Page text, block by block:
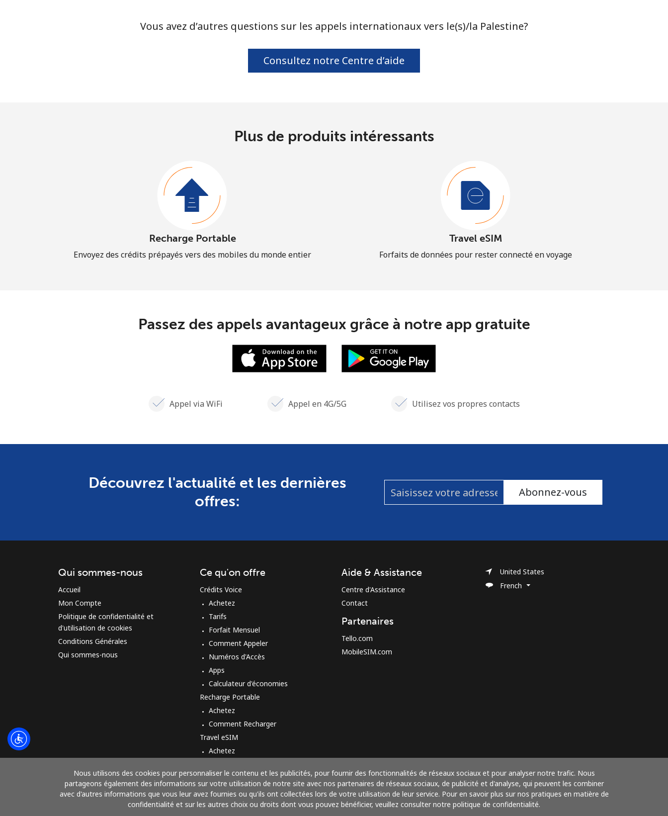
Vous avez d’autres questions sur les appels internationaux vers le(s)/la Palestine?
Consultez notre Centre d’aide
Plus de produits intéressants
Recharge Portable
Envoyez des crédits prépayés vers des mobiles du monde entier
Travel eSIM
Forfaits de données pour rester connecté en voyage
Passez des appels avantageux grâce à notre app gratuite
Appel via WiFi Appel en 4G/5G Utilisez vos propres contacts
Découvrez l'actualité et les dernières
offres:
Abonnez-vous
Nous utilisons des cookies pour personnaliser le contenu et les publicités, pour fournir des fonctionnalités de réseaux sociaux et pour analyser notre trafic. Nous
partageons également des informations sur votre utilisation de notre site avec nos partenaires de réseaux sociaux, de publicité et d'analyse, qui peuvent les combiner
avec d'autres informations que vous leur avez fournies ou qu'ils ont collectées lors de votre utilisation de leur service. Pour en savoir plus sur nos pratiques en matière de
confidentialité et sur les autres choix ou droits dont vous pouvez bénéficier, veuillez consulter notre politique de confidentialité.
Qui sommes-nous
Accueil
Mon Compte
Politique de confidentialité et
d'utilisation de cookies
Conditions Générales
Qui sommes-nous
Ce qu'on offre
Crédits Voice
Achetez
Tarifs
Forfait Mensuel
Comment Appeler
Numéros d'Accès
Apps
Calculateur d'économies
Recharge Portable
Achetez
Comment Recharger
Travel eSIM
Achetez
Aide & Assistance
Centre d'Assistance
Contact
Partenaires
Tello.com
MobileSIM.com
United States
French
Payez avec